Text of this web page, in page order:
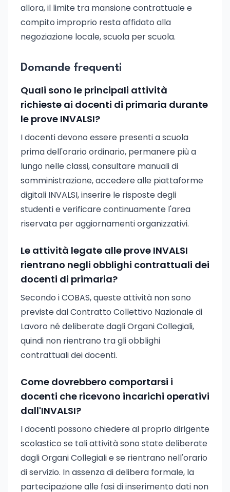
allora, il limite tra mansione contrattuale e
compito improprio resta affidato alla
negoziazione locale, scuola per scuola.
Domande frequenti
Quali sono le principali attività
richieste ai docenti di primaria durante
le prove INVALSI?
I docenti devono essere presenti a scuola
prima dell'orario ordinario, permanere più a
lungo nelle classi, consultare manuali di
somministrazione, accedere alle piattaforme
digitali INVALSI, inserire le risposte degli
studenti e verificare continuamente l'area
riservata per aggiornamenti organizzativi.
Le attività legate alle prove INVALSI
rientrano negli obblighi contrattuali dei
docenti di primaria?
Secondo i COBAS, queste attività non sono
previste dal Contratto Collettivo Nazionale di
Lavoro né deliberate dagli Organi Collegiali,
quindi non rientrano tra gli obblighi
contrattuali dei docenti.
Come dovrebbero comportarsi i
docenti che ricevono incarichi operativi
dall'INVALSI?
I docenti possono chiedere al proprio dirigente
scolastico se tali attività sono state deliberate
dagli Organi Collegiali e se rientrano nell'orario
di servizio. In assenza di delibera formale, la
partecipazione alle fasi di inserimento dati non